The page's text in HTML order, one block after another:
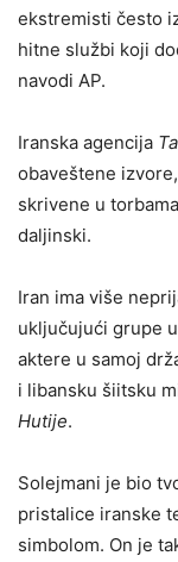
ekstremisti često
hitne službi koji
navodi AP.
Iranska agencija
obaveštene
skrivene u
daljinski.
Iran ima više
uključujući grupe
aktere u samoj
i libansku šiitsku
Hutije.
Solejmani je bio
pristalice iranske
simbolom. On je